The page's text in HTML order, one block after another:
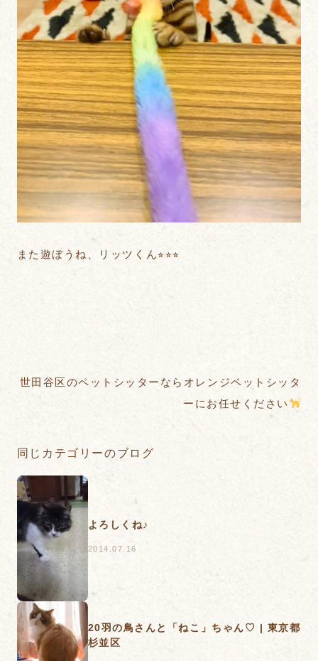
また遊ぼうね、リッツくん⭐︎⭐︎⭐︎
世田谷区のペットシッターならオレンジペットシッタ
ーにお任せください
同じカテゴリーのブログ
よろしくね♪
2014.07.16
20羽の鳥さんと「ねこ」ちゃん♡ | 東京都
杉並区